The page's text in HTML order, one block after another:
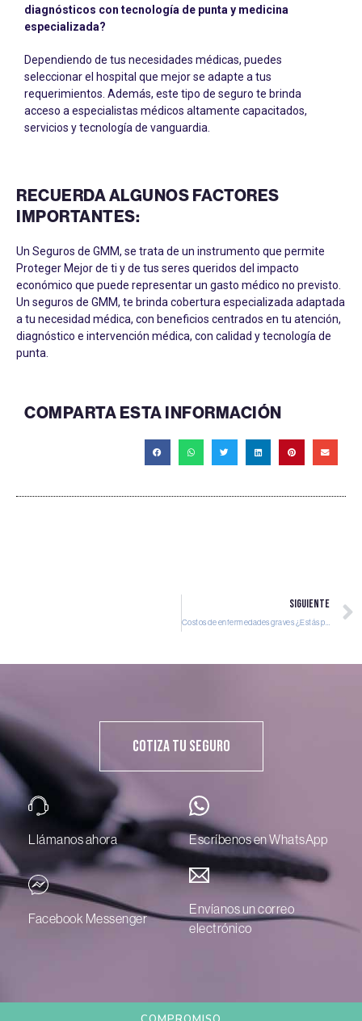
diagnósticos con tecnología de punta y medicina
especializada?
Dependiendo de tus necesidades médicas, puedes
seleccionar el hospital que mejor se adapte a tus
requerimientos. Además, este tipo de seguro te brinda
acceso a especialistas médicos altamente capacitados,
servicios y tecnología de vanguardia.
RECUERDA ALGUNOS FACTORES
IMPORTANTES:
Un Seguros de GMM, se trata de un instrumento que permite
Proteger Mejor de ti y de tus seres queridos del impacto
económico que puede representar un gasto médico no previsto.
Un seguros de GMM, te brinda cobertura especializada adaptada
a tu necesidad médica, con beneficios centrados en tu atención,
diagnóstico e intervención médica, con calidad y tecnología de
punta.
COMPARTA ESTA INFORMACIÓN
SIGUIENTE
Costos de enfermedades graves ¿Estás preparado?
Cotiza Tu Seguro
Llámanos ahora Escríbenos en WhatsApp
Facebook Messenger
Envíanos un correo
electrónico